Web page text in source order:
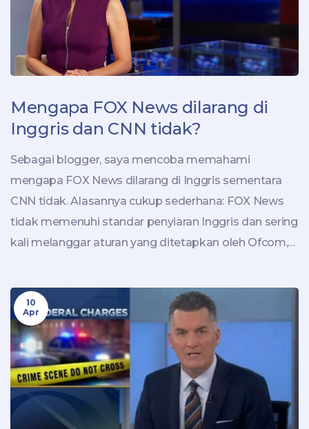
tepat waktu.
Mengapa FOX News dilarang di
Inggris dan CNN tidak?
Sebagai blogger, saya mencoba memahami
mengapa FOX News dilarang di Inggris sementara
CNN tidak. Alasannya cukup sederhana: FOX News
tidak memenuhi standar penyiaran Inggris dan sering
kali melanggar aturan yang ditetapkan oleh Ofcom,
menjadikannya lebih dapat diterima oleh masyarakat
Inggris. Secara keseluruhan, ini menunjukkan
pentingnya media dalam mematuhi standar dan
etika penyiaran lokal agar dapat disiarkan di suatu
negara.
10
Apr